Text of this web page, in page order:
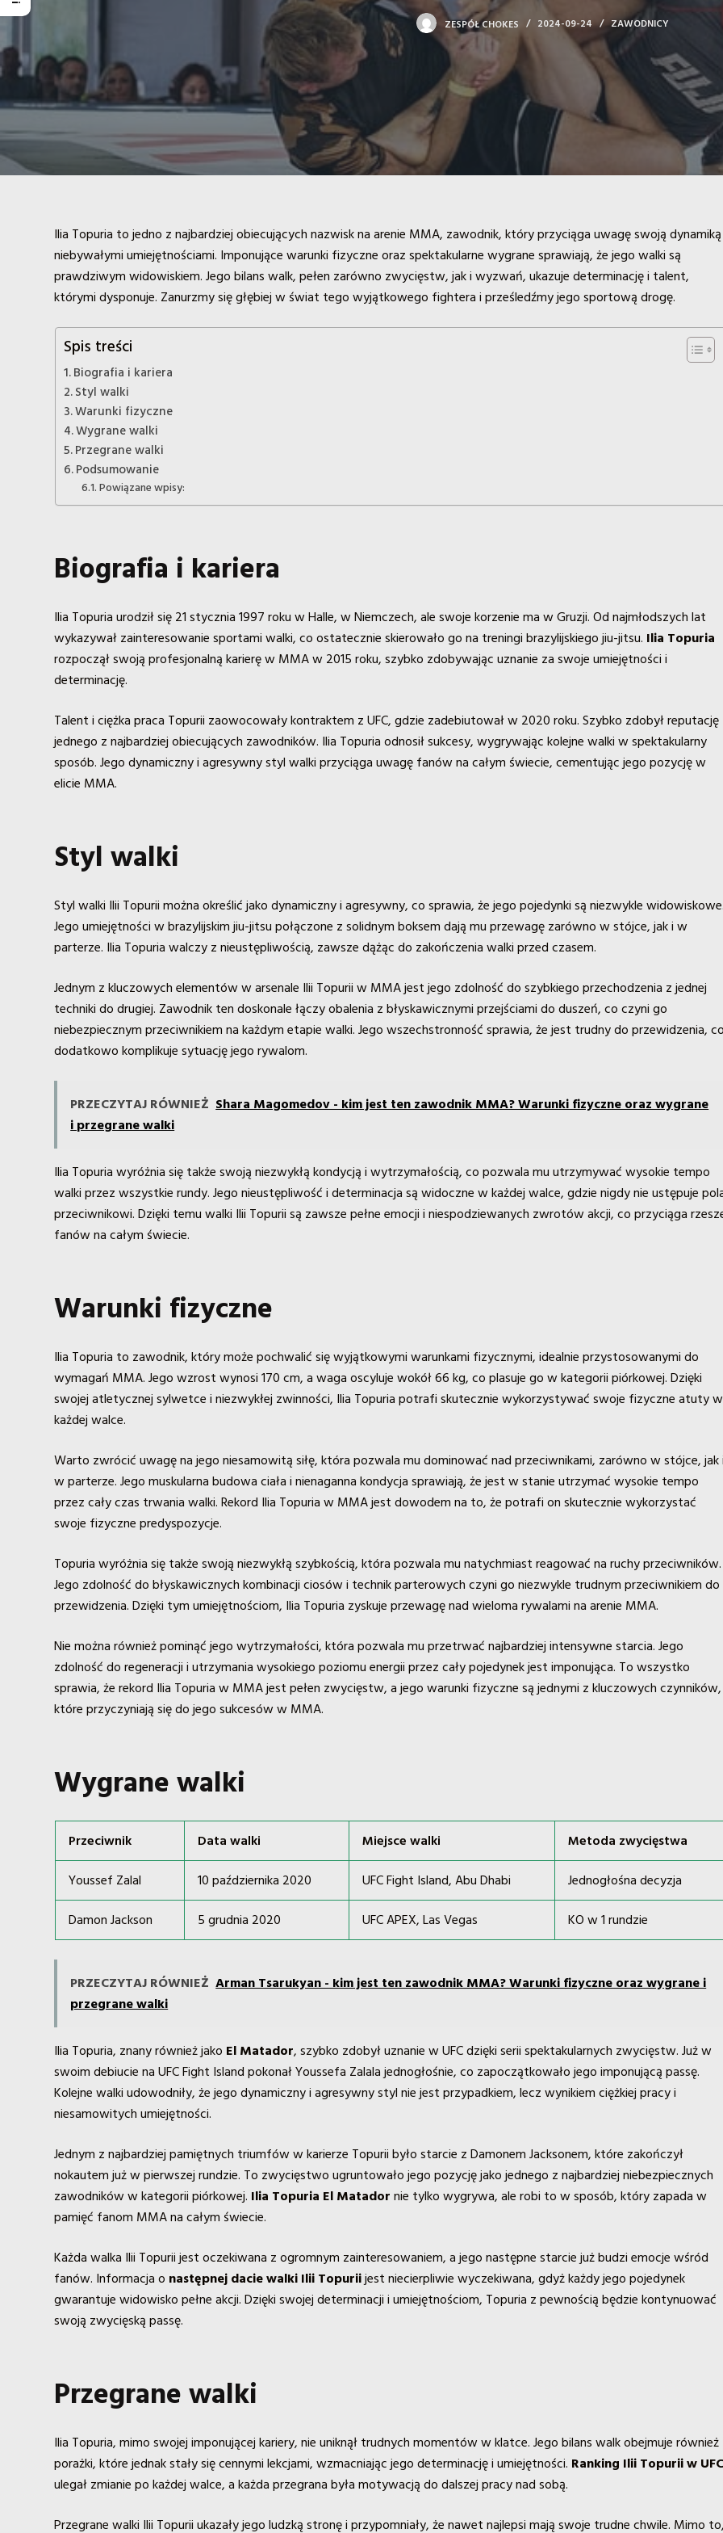
ZESPÓŁ CHOKES 2024-09-24 ZAWODNICY
Ilia Topuria to jedno z najbardziej obiecujących nazwisk na arenie MMA, zawodnik, który przyciąga uwagę swoją
niebywałymi umiejętnościami. Imponujące warunki fizyczne oraz spektakularne wygrane sprawiają, że jego walki są
prawdziwym widowiskiem. Jego bilans walk, pełen zarówno zwycięstw, jak i wyzwań, ukazuje determinację i talent,
którymi dysponuje. Zanurzmy się głębiej w świat tego wyjątkowego fightera i prześledźmy jego sportową drogę.
Spis treści
Biografia i kariera
Styl walki
Warunki fizyczne
Wygrane walki
Przegrane walki
Podsumowanie
Powiązane wpisy:
Biografia i kariera
Ilia Topuria urodził się 21 stycznia 1997 roku w Halle, w Niemczech, ale swoje korzenie ma w Gruzji. Od najmłodszych lat
wykazywał zainteresowanie sportami walki, co ostatecznie skierowało go na treningi brazylijskiego jiu-jitsu. Ilia Topuria
rozpoczął swoją profesjonalną karierę w MMA w 2015 roku, szybko zdobywając uznanie za swoje umiejętności i
determinację.
Talent i ciężka praca Topurii zaowocowały kontraktem z UFC, gdzie zadebiutował w 2020 roku. Szybko zdobył reputację
jednego z najbardziej obiecujących zawodników. Ilia Topuria odnosił sukcesy, wygrywając kolejne walki w spektakularny
sposób. Jego dynamiczny i agresywny styl walki przyciąga uwagę fanów na całym świecie, cementując jego pozycję w
elicie MMA.
Styl walki
Styl walki Ilii Topurii można określić jako dynamiczny i agresywny, co sprawia, że jego pojedynki są niezwykle
Jego umiejętności w brazylijskim jiu-jitsu połączone z solidnym boksem dają mu przewagę zarówno w stójce, jak i w
parterze. Ilia Topuria walczy z nieustępliwością, zawsze dążąc do zakończenia walki przed czasem.
Jednym z kluczowych elementów w arsenale Ilii Topurii w MMA jest jego zdolność do szybkiego przechodzenia z jednej
techniki do drugiej. Zawodnik ten doskonale łączy obalenia z błyskawicznymi przejściami do duszeń, co czyni go
niebezpiecznym przeciwnikiem na każdym etapie walki. Jego wszechstronność sprawia, że jest trudny do przewidzenia,
dodatkowo komplikuje sytuację jego rywalom.
PRZECZYTAJ RÓWNIEŻ Shara Magomedov - kim jest ten zawodnik MMA? Warunki fizyczne oraz wygrane
i przegrane walki
Ilia Topuria wyróżnia się także swoją niezwykłą kondycją i wytrzymałością, co pozwala mu utrzymywać wysokie tempo
walki przez wszystkie rundy. Jego nieustępliwość i determinacja są widoczne w każdej walce, gdzie nigdy nie ustępuje
przeciwnikowi. Dzięki temu walki Ilii Topurii są zawsze pełne emocji i niespodziewanych zwrotów akcji, co przyciąga
fanów na całym świecie.
Warunki fizyczne
Ilia Topuria to zawodnik, który może pochwalić się wyjątkowymi warunkami fizycznymi, idealnie przystosowanymi do
wymagań MMA. Jego wzrost wynosi 170 cm, a waga oscyluje wokół 66 kg, co plasuje go w kategorii piórkowej. Dzięki
swojej atletycznej sylwetce i niezwykłej zwinności, Ilia Topuria potrafi skutecznie wykorzystywać swoje fizyczne atuty w
każdej walce.
Warto zwrócić uwagę na jego niesamowitą siłę, która pozwala mu dominować nad przeciwnikami, zarówno w stójce, jak
w parterze. Jego muskularna budowa ciała i nienaganna kondycja sprawiają, że jest w stanie utrzymać wysokie tempo
przez cały czas trwania walki. Rekord Ilia Topuria w MMA jest dowodem na to, że potrafi on skutecznie wykorzystać
swoje fizyczne predyspozycje.
Topuria wyróżnia się także swoją niezwykłą szybkością, która pozwala mu natychmiast reagować na ruchy przeciwników.
Jego zdolność do błyskawicznych kombinacji ciosów i technik parterowych czyni go niezwykle trudnym przeciwnikiem do
przewidzenia. Dzięki tym umiejętnościom, Ilia Topuria zyskuje przewagę nad wieloma rywalami na arenie MMA.
Nie można również pominąć jego wytrzymałości, która pozwala mu przetrwać najbardziej intensywne starcia. Jego
zdolność do regeneracji i utrzymania wysokiego poziomu energii przez cały pojedynek jest imponująca. To wszystko
sprawia, że rekord Ilia Topuria w MMA jest pełen zwycięstw, a jego warunki fizyczne są jednymi z kluczowych czynników,
które przyczyniają się do jego sukcesów w MMA.
Wygrane walki
Przeciwnik Data walki Miejsce walki Metoda zwycięstwa
Youssef Zalal 10 października 2020 UFC Fight Island, Abu Dhabi Jednogłośna decyzja
Damon Jackson 5 grudnia 2020 UFC APEX, Las Vegas KO w 1 rundzie
PRZECZYTAJ RÓWNIEŻ Arman Tsarukyan - kim jest ten zawodnik MMA? Warunki fizyczne oraz wygrane i
przegrane walki
Ilia Topuria, znany również jako El Matador, szybko zdobył uznanie w UFC dzięki serii spektakularnych zwycięstw. Już w
swoim debiucie na UFC Fight Island pokonał Youssefa Zalala jednogłośnie, co zapoczątkowało jego imponującą passę.
Kolejne walki udowodniły, że jego dynamiczny i agresywny styl nie jest przypadkiem, lecz wynikiem ciężkiej pracy i
niesamowitych umiejętności.
Jednym z najbardziej pamiętnych triumfów w karierze Topurii było starcie z Damonem Jacksonem, które zakończył
nokautem już w pierwszej rundzie. To zwycięstwo ugruntowało jego pozycję jako jednego z najbardziej niebezpiecznych
zawodników w kategorii piórkowej. Ilia Topuria El Matador nie tylko wygrywa, ale robi to w sposób, który zapada w
pamięć fanom MMA na całym świecie.
Każda walka Ilii Topurii jest oczekiwana z ogromnym zainteresowaniem, a jego następne starcie już budzi emocje wśród
fanów. Informacja o następnej dacie walki Ilii Topuriijest niecierpliwie wyczekiwana, gdyż każdy jego pojedynek
gwarantuje widowisko pełne akcji. Dzięki swojej determinacji i umiejętnościom, Topuria z pewnością będzie kontynuować
swoją zwycięską passę.
Przegrane walki
Ilia Topuria, mimo swojej imponującej kariery, nie uniknął trudnych momentów w klatce. Jego bilans walk obejmuje również
porażki, które jednak stały się cennymi lekcjami, wzmacniając jego determinację i umiejętności. Ranking Ilii Topurii w
ulegał zmianie po każdej walce, a każda przegrana była motywacją do dalszej pracy nad sobą.
Przegrane walki Ilii Topurii ukazały jego ludzką stronę i przypomniały, że nawet najlepsi mają swoje trudne chwile. Mimo